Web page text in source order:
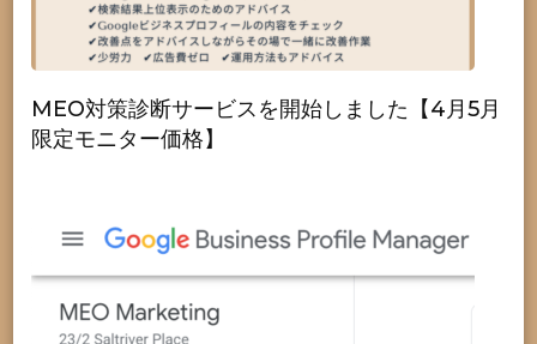
MEO対策診断サービスを開始しました【4月5月
限定モニター価格】